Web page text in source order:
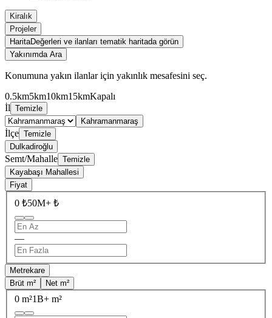
Kiralık
Projeler
HaritaDeğerleri ve ilanları tematik haritada görün
Yakınımda Ara
Konumuna yakın ilanlar için yakınlık mesafesini seç.
0.5km5km10km15kmKapalı
İl Temizle
Kahramanmaraş
İlçe Temizle
Dulkadiroğlu
Semt/Mahalle Temizle
Kayabaşı Mahallesi
Fiyat
0 ₺50M+ ₺
—
Metrekare
Brüt m²
Net m²
0 m²1B+ m²